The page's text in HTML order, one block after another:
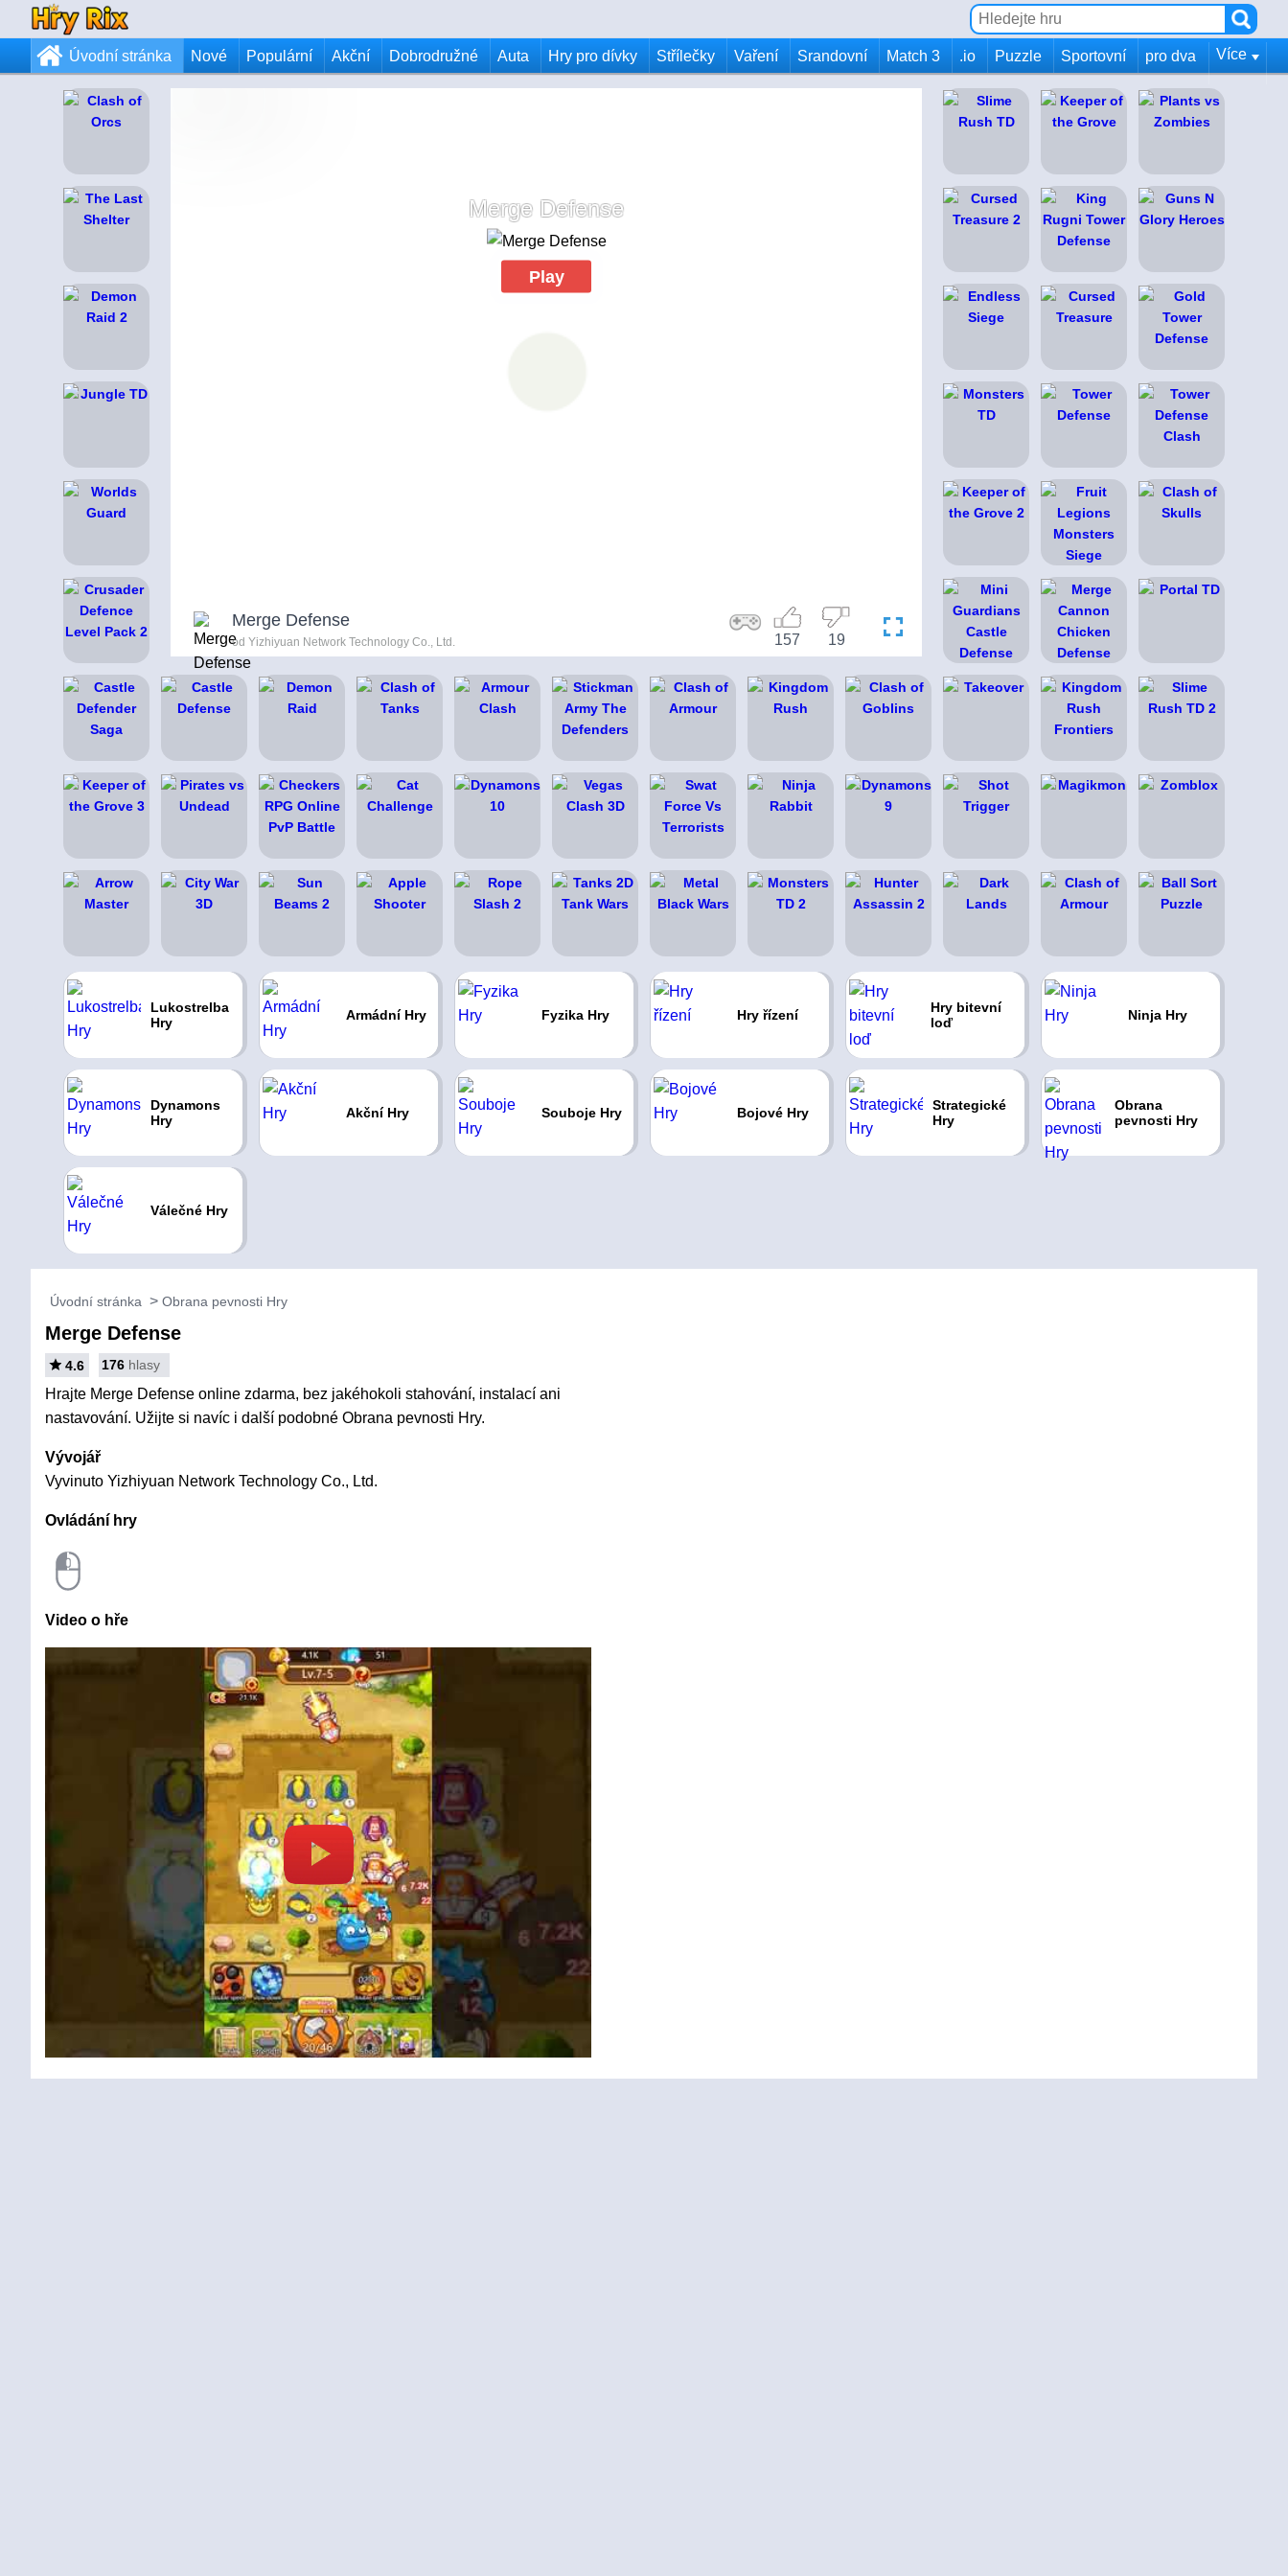
Úvodní stránka Nové Populární Akční Dobrodružné Auta Hry pro dívky Střílečky Vaření Srandovní Match 3 .io Puzzle Sportovní pro dva Více
Merge Defense
Play
Merge Defense
od Yizhiyuan Network Technology Co., Ltd. 19
157
Lukostrelba
Hry
Armádní Hry Fyzika Hry Hry řízení
Hry bitevní
loď
Ninja Hry
Dynamons
Hry
Akční Hry Souboje Hry Bojové Hry
Strategické
Hry
Obrana
pevnosti Hry
Válečné Hry
Úvodní stránka Obrana pevnosti Hry
Merge Defense
4.6 176 hlasy
Hrajte Merge Defense online zdarma, bez jakéhokoli stahování, instalací ani
nastavování. Užijte si navíc i další podobné Obrana pevnosti Hry.
Vývojář
Vyvinuto Yizhiyuan Network Technology Co., Ltd.
Ovládání hry
Video o hře